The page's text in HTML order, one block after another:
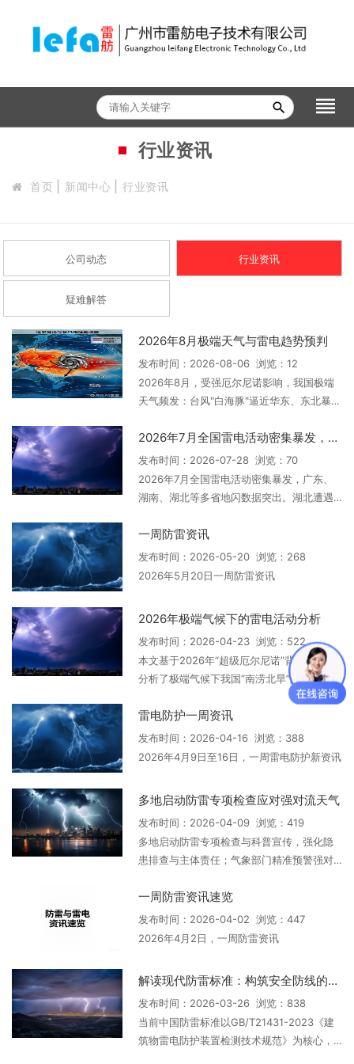
search reorder
行业资讯
首页 新闻中心 行业资讯
公司动态 行业资讯
疑难解答
2026年8月极端天气与雷电趋势预判
发布时间：2026-08-06 浏览：12
2026年8月，受强厄尔尼诺影响，我国极端
天气频发：台风"白海豚"逼近华东、东北暴雨
气实况，深度预判未来台风深入、雨带北
抬、高温反复的演变趋势，并系统梳理台风
雷电、冷涡雷电、热雷雨与干雷暴等雷电活
动的高发特征与风险区域，为公众与重点行
2026年7月全国雷电活动密集暴发，多省份雷灾数据汇总
发布时间：2026-07-28 浏览：70
2026年7月全国雷电活动密集暴发，广东、
湖南、湖北等多省地闪数据突出。湖北遭遇
垂钓雷击事件，大兴安岭雷击火风险高企。
公众需加强防范。
一周防雷资讯
发布时间：2026-05-20 浏览：268
2026年5月20日一周防雷资讯
2026年极端气候下的雷电活动分析
发布时间：2026-04-23 浏览：522
本文基于2026年“超级厄尔尼诺”背景，深入
分析了极端气候下我国“南涝北旱”及台风路径
异常带来的雷电活动加剧趋势。并指出气温
升高与台风外围云系将显著增加雷暴频率，
并探讨了从传统被动防护向智能化、主动
化、系统化现代防雷技术转型的必要性，提
雷电防护一周资讯
发布时间：2026-04-16 浏览：388
2026年4月9日至16日，一周雷电防护新资讯
多地启动防雷专项检查应对强对流天气
发布时间：2026-04-09 浏览：419
多地启动防雷专项检查与科普宣传，强化隐
患排查与主体责任；气象部门精准预警强对
安全。
一周防雷资讯速览
发布时间：2026-04-02 浏览：447
2026年4月2日，一周防雷资讯
解读现代防雷标准：构筑安全防线的科学依据
发布时间：2026-03-26 浏览：838
当前中国防雷标准以GB/T21431-2023《建
筑物雷电防护装置检测技术规范》为核心，